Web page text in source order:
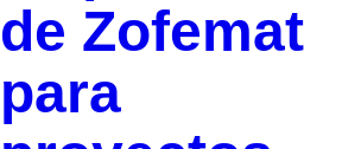
de Zofemat
para